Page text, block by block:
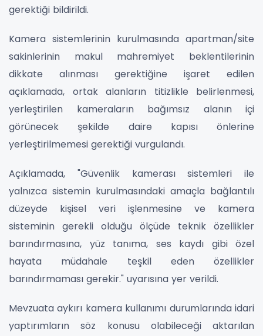
gerektiği bildirildi.
Kamera sistemlerinin kurulmasında apartman/site
sakinlerinin makul mahremiyet beklentilerinin
dikkate alınması gerektiğine işaret edilen
açıklamada, ortak alanların titizlikle belirlenmesi,
yerleştirilen kameraların bağımsız alanın içi
görünecek şekilde daire kapısı önlerine
yerleştirilmemesi gerektiği vurgulandı.
Açıklamada, "Güvenlik kamerası sistemleri ile
yalnızca sistemin kurulmasındaki amaçla bağlantılı
düzeyde kişisel veri işlenmesine ve kamera
sisteminin gerekli olduğu ölçüde teknik özellikler
barındırmasına, yüz tanıma, ses kaydı gibi özel
hayata müdahale teşkil eden özellikler
barındırmaması gerekir." uyarısına yer verildi.
Mevzuata aykırı kamera kullanımı durumlarında idari
yaptırımların söz konusu olabileceği aktarılan